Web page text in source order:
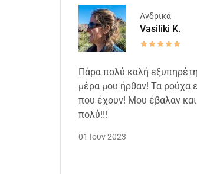
Ανδρικά
Vasiliki K.
Πάρα πολύ καλή
μέρα μου ήρθαν! Τα ρούχα
που έχουν! Μου έβαλαν
πολύ!!!
01 Ιουν 2023